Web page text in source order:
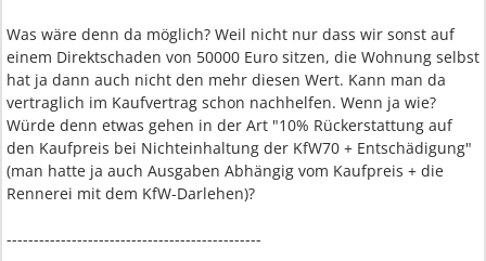
Was wäre denn da möglich? Weil nicht nur dass wir sonst auf
einem Direktschaden von 50000 Euro sitzen, die Wohnung selbst
hat ja dann auch nicht den mehr diesen Wert. Kann man da
vertraglich im Kaufvertrag schon nachhelfen. Wenn ja wie?
Würde denn etwas gehen in der Art "10% Rückerstattung auf
den Kaufpreis bei Nichteinhaltung der KfW70 + Entschädigung"
(man hatte ja auch Ausgaben Abhängig vom Kaufpreis + die
Rennerei mit dem KfW-Darlehen)?
-----------------------------------------------